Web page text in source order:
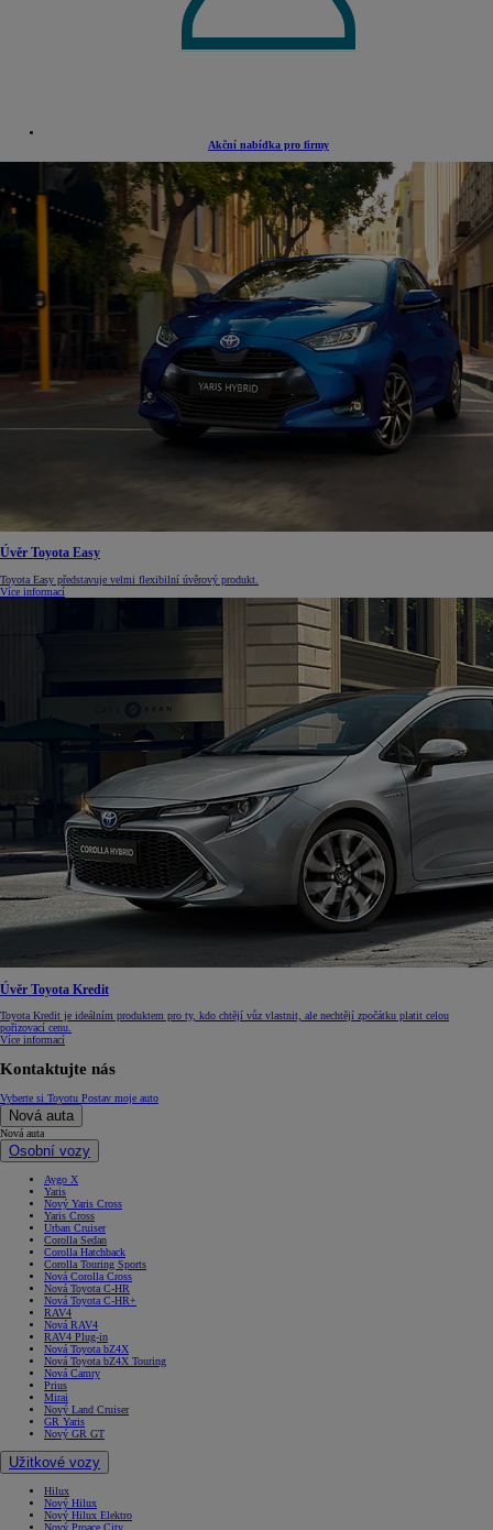
Akční nabídka pro firmy
Úvěr Toyota Easy
Toyota Easy představuje velmi flexibilní úvěrový produkt.
Více informací
Úvěr Toyota Kredit
Toyota Kredit je ideálním produktem pro ty, kdo chtějí vůz vlastnit, ale nechtějí zpočátku platit celou
pořizovací cenu.
Více informací
Kontaktujte nás
Vyberte si Toyotu Postav moje auto
Nová auta
Nová auta
Osobní vozy
Aygo X
Yaris
Nový Yaris Cross
Yaris Cross
Urban Cruiser
Corolla Sedan
Corolla Hatchback
Corolla Touring Sports
Nová Corolla Cross
Nová Toyota C-HR
Nová Toyota C-HR+
RAV4
Nová RAV4
RAV4 Plug-in
Nová Toyota bZ4X
Nová Toyota bZ4X Touring
Nová Camry
Prius
Mirai
Nový Land Cruiser
GR Yaris
Nový GR GT
Užitkové vozy
Hilux
Nový Hilux
Nový Hilux Elektro